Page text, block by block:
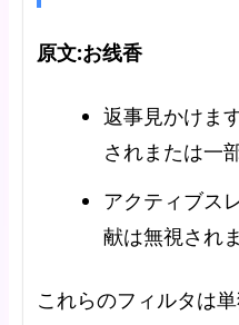
原文:お线香
返事見かけま
されまたは一
アクティブス
献は無視され
これらのフィルタは